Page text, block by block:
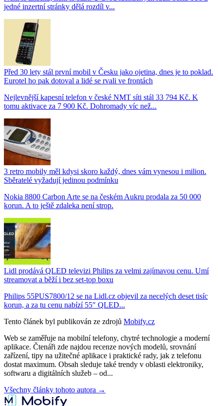
jedné inzertní stránky dělá rozdíl v...
Před 30 lety stál první mobil v Česku jako ojetina, dnes je to poklad.
Eurotel ho pak dotoval a lidé se rvali ve frontách
Nejlevnější kapesní telefon v české NMT síti stál 33 794 Kč. K
tomu aktivace za 7 900 Kč. Dohromady víc než...
3 retro mobily měl kdysi skoro každý, dnes vám vynesou i milion.
Sběratelé vyžadují jedinou podmínku
Nokia 8800 Carbon Arte se na českém Aukru prodala za 50 000
korun. A to ještě zdaleka není strop.
Lidl prodává QLED televizi Philips za velmi zajímavou cenu. Umí
streamovat a běží i bez set-top boxu
Philips 55PUS7800/12 se na Lidl.cz objevil za necelých deset tisíc
korun, a za tu cenu nabízí 55″ QLED...
Tento článek byl publikován ze zdrojů Mobify.cz
Web se zaměřuje na mobilní telefony, chytré technologie a moderní
aplikace. Čtenáři zde najdou recenze nových modelů, srovnání
zařízení, tipy na užitečné aplikace i praktické rady, jak z telefonu
dostat maximum. Obsah sleduje také trendy v oblasti elektroniky,
softwaru a digitálních služeb – od...
Všechny články tohoto autora →